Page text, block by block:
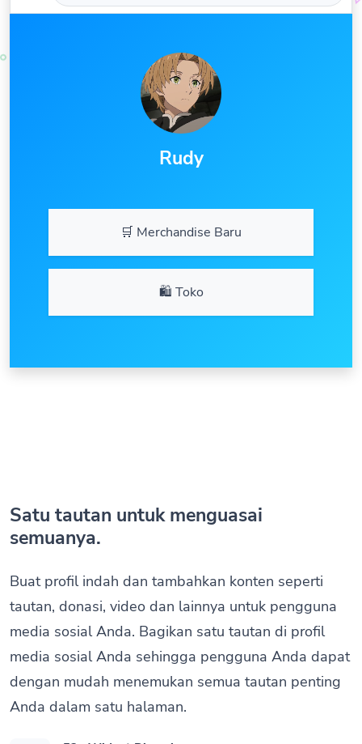
Rudy
🛒 Merchandise Baru
🛍️ Toko
Satu tautan untuk menguasai
semuanya.
Buat profil indah dan tambahkan konten seperti
tautan, donasi, video dan lainnya untuk pengguna
media sosial Anda. Bagikan satu tautan di profil
media sosial Anda sehingga pengguna Anda dapat
dengan mudah menemukan semua tautan penting
Anda dalam satu halaman.